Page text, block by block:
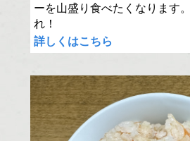
ーを山盛り食べたくなります
れ！
詳しくはこちら